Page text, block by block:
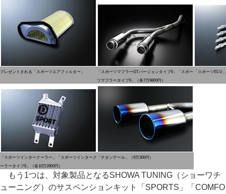
プレゼントされる「スポーツエアフィルター」
「スポーツマフラーGTバージョンタイプII」「スポー
ツマフラータイプII」（各7万9800円）
「スポーツECU
「スポーツインタークーラー」「スポーツインターク
ーラータイプII」（各10万2900円）
「チタンテール」（9万300円）
もう1つは、対象製品となるSHOWA TUNING（ショーワチ
ューニング）のサスペンションキット「SPORTS」「COMFO